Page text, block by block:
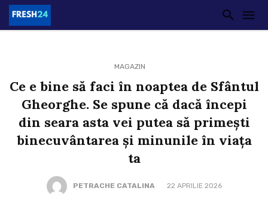
MAGAZIN
Ce e bine să faci în noaptea de Sfântul
Gheorghe. Se spune că dacă începi
din seara asta vei putea să primești
binecuvântarea și minunile în viața
ta
PETRACHE CATALINA 22 APRILIE 2026